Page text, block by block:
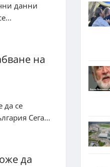
данни
на
да се
Сега...
да